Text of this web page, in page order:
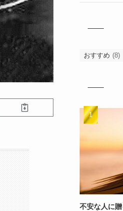
おすすめ (8)
不安な人に